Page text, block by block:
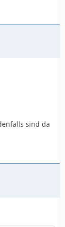
sind da